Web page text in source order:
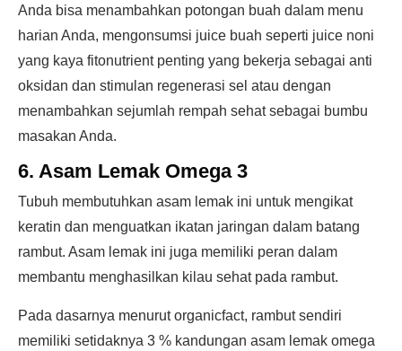
Anda bisa menambahkan potongan buah dalam menu
harian Anda, mengonsumsi juice buah seperti juice noni
yang kaya fitonutrient penting yang bekerja sebagai anti
oksidan dan stimulan regenerasi sel atau dengan
menambahkan sejumlah rempah sehat sebagai bumbu
masakan Anda.
6. Asam Lemak Omega 3
Tubuh membutuhkan asam lemak ini untuk mengikat
keratin dan menguatkan ikatan jaringan dalam batang
rambut. Asam lemak ini juga memiliki peran dalam
membantu menghasilkan kilau sehat pada rambut.
Pada dasarnya menurut organicfact, rambut sendiri
memiliki setidaknya 3 % kandungan asam lemak omega